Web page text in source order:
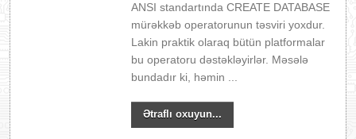
ANSI standartında CREATE DATABASE
mürəkkəb operatorunun təsviri yoxdur.
Lakin praktik olaraq bütün platformalar
bu operatoru dəstəkləyirlər. Məsələ
bundadır ki, həmin ...
Ətraflı oxuyun...